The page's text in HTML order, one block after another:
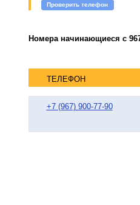
Проверить телефон
Номера начинающиеся с
ТЕЛЕФОН
+7 (967) 900-77-90